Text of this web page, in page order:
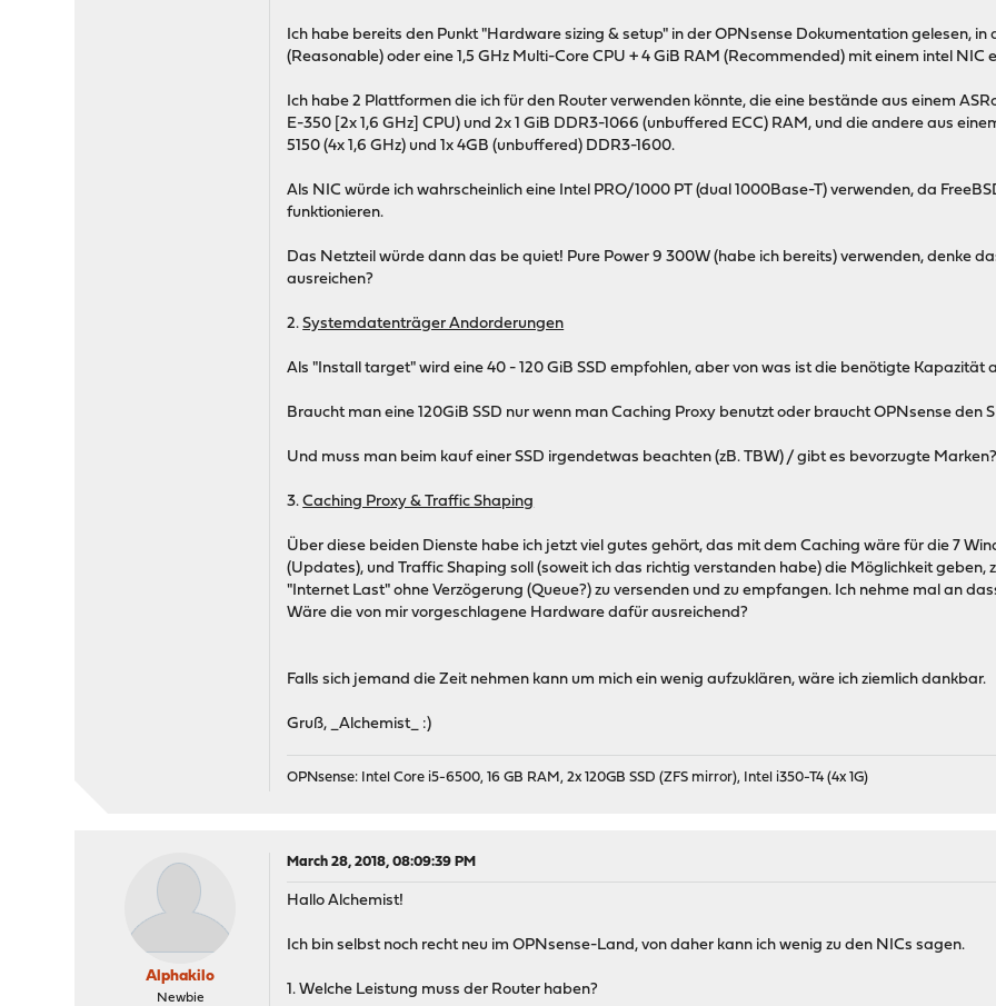
Ich habe bereits den Punkt "Hardware sizing & setup" in der OPNsense Dokumentation gelesen, in
(Reasonable) oder eine 1,5 GHz Multi-Core CPU + 4 GiB RAM (Recommended) mit einem intel NIC
Ich habe 2 Plattformen die ich für den Router verwenden könnte, die eine bestände aus einem
E-350 [2x 1,6 GHz] CPU) und 2x 1 GiB DDR3-1066 (unbuffered ECC) RAM, und die andere aus
5150 (4x 1,6 GHz) und 1x 4GB (unbuffered) DDR3-1600.
Als NIC würde ich wahrscheinlich eine Intel PRO/1000 PT (dual 1000Base-T) verwenden, da
funktionieren.
Das Netzteil würde dann das be quiet! Pure Power 9 300W (habe ich bereits) verwenden, denke
ausreichen?
2.Systemdatenträger Andorderungen
Als "Install target" wird eine 40 - 120 GiB SSD empfohlen, aber von was ist die benötigte Kapazität
Braucht man eine 120GiB SSD nur wenn man Caching Proxy benutzt oder braucht OPNsense den
Und muss man beim kauf einer SSD irgendetwas beachten (zB. TBW) / gibt es bevorzugte
3.Caching Proxy & Traffic Shaping
Über diese beiden Dienste habe ich jetzt viel gutes gehört, das mit dem Caching wäre für die 7
(Updates), und Traffic Shaping soll (soweit ich das richtig verstanden habe) die Möglichkeit geben,
"Internet Last" ohne Verzögerung (Queue?) zu versenden und zu empfangen. Ich nehme mal an
Wäre die von mir vorgeschlagene Hardware dafür ausreichend?
Falls sich jemand die Zeit nehmen kann um mich ein wenig aufzuklären, wäre ich ziemlich dankbar.
Gruß, _Alchemist_ :)
OPNsense: Intel Core i5-6500, 16 GB RAM, 2x 120GB SSD (ZFS mirror), Intel i350-T4 (4x 1G)
Alphakilo
Newbie
March 28, 2018, 08:09:39 PM
Hallo Alchemist!
Ich bin selbst noch recht neu im OPNsense-Land, von daher kann ich wenig zu den NICs sagen.
1. Welche Leistung muss der Router haben?